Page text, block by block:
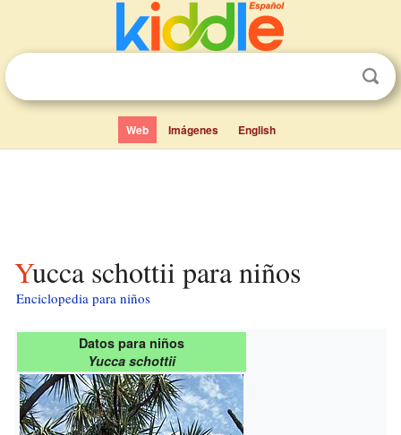
Web Imágenes English
Yucca schottii para niños
Enciclopedia para niños
Datos para niños
Yucca schottii